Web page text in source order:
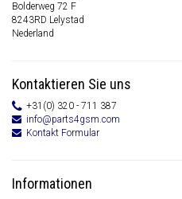
Bolderweg 72 F
8243RD Lelystad
Nederland
Kontaktieren Sie uns
+31(0) 320 - 711 387
info@parts4gsm.com
Kontakt Formular
Informationen